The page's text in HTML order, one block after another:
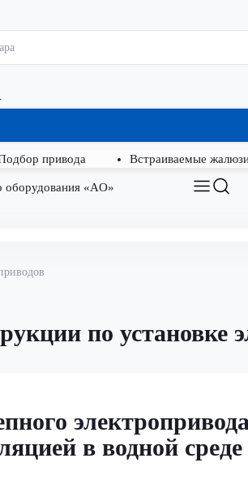
привода Встраиваемые
по установке
в водной среде